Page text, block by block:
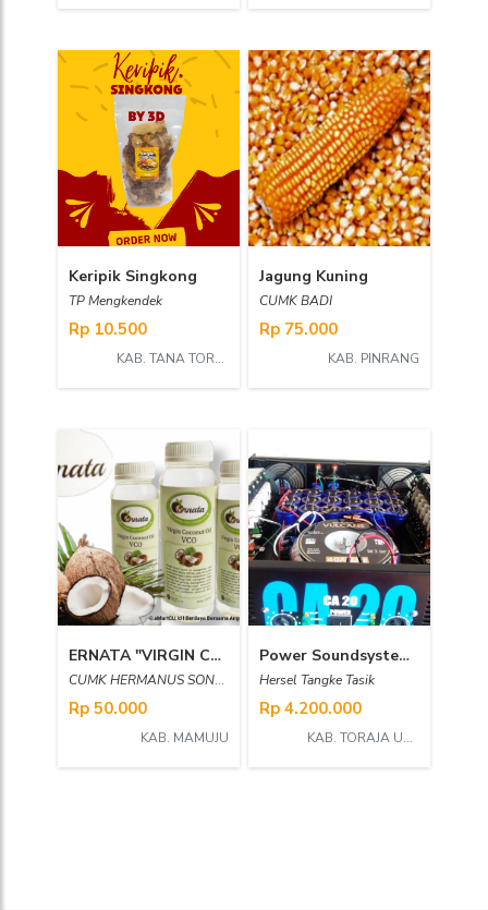
Keripik Singkong
TP Mengkendek
Rp 10.500
KAB. TANA TORAJA
Jagung Kuning
CUMK BADI
Rp 75.000
KAB. PINRANG
ERNATA "VIRGIN COCONUT OIL"
CUMK HERMANUS SONDA SANGGALANGI'
Rp 50.000
KAB. MAMUJU
Power Soundsystem 40 Ampere
Hersel Tangke Tasik
Rp 4.200.000
KAB. TORAJA UTARA